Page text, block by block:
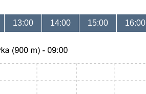
13:00 14:00 15:00 16:00